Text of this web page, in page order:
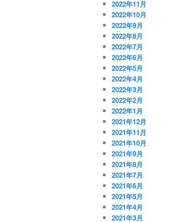
2022年11月
2022年10月
2022年9月
2022年8月
2022年7月
2022年6月
2022年5月
2022年4月
2022年3月
2022年2月
2022年1月
2021年12月
2021年11月
2021年10月
2021年9月
2021年8月
2021年7月
2021年6月
2021年5月
2021年4月
2021年3月